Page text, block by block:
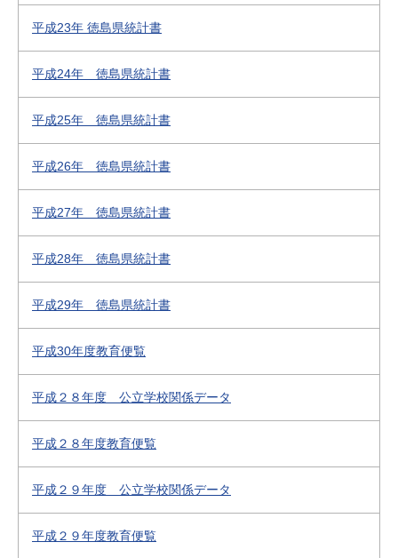
平成23年 徳島県統計書
平成24年 徳島県統計書
平成25年 徳島県統計書
平成26年 徳島県統計書
平成27年 徳島県統計書
平成28年 徳島県統計書
平成29年 徳島県統計書
平成30年度教育便覧
平成２８年度 公立学校関係データ
平成２８年度教育便覧
平成２９年度 公立学校関係データ
平成２９年度教育便覧